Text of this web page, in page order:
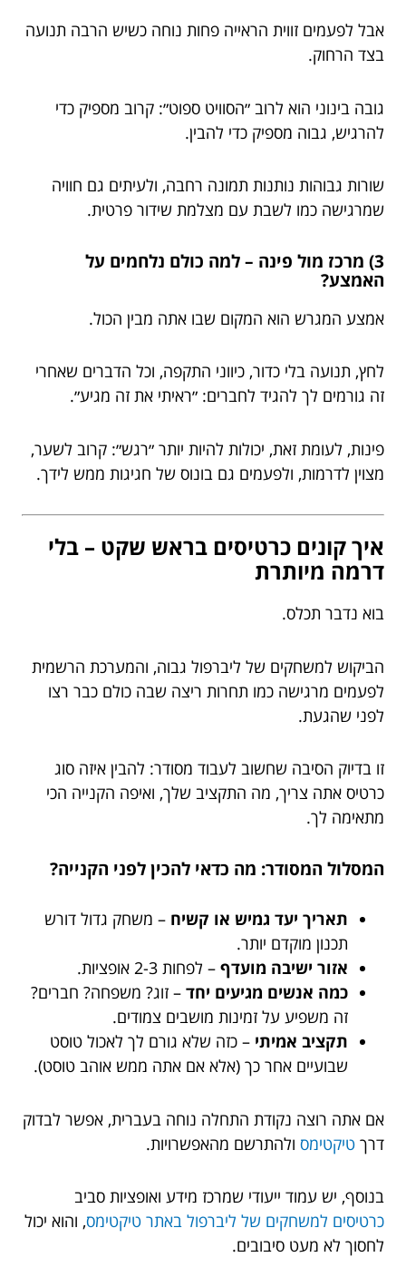
אבל לפעמים זווית הראייה פחות נוחה כשיש הרבה תנועה
בצד הרחוק.
גובה בינוני הוא לרוב ״הסוויט ספוט״: קרוב מספיק כדי
להרגיש, גבוה מספיק כדי להבין.
שורות גבוהות נותנות תמונה רחבה, ולעיתים גם חוויה
שמרגישה כמו לשבת עם מצלמת שידור פרטית.
3) מרכז מול פינה – למה כולם נלחמים על
האמצע?
אמצע המגרש הוא המקום שבו אתה מבין הכול.
לחץ, תנועה בלי כדור, כיווני התקפה, וכל הדברים שאחרי
זה גורמים לך להגיד לחברים: ״ראיתי את זה מגיע״.
פינות, לעומת זאת, יכולות להיות יותר ״רגש״: קרוב לשער,
מצוין לדרמות, ולפעמים גם בונוס של חגיגות ממש לידך.
איך קונים כרטיסים בראש שקט – בלי
דרמה מיותרת
בוא נדבר תכלס.
הביקוש למשחקים של ליברפול גבוה, והמערכת הרשמית
לפעמים מרגישה כמו תחרות ריצה שבה כולם כבר רצו
לפני שהגעת.
זו בדיוק הסיבה שחשוב לעבוד מסודר: להבין איזה סוג
כרטיס אתה צריך, מה התקציב שלך, ואיפה הקנייה הכי
מתאימה לך.
המסלול המסודר: מה כדאי להכין לפני הקנייה?
תאריך יעד גמיש או קשיח – משחק גדול דורש
תכנון מוקדם יותר.
אזור ישיבה מועדף – לפחות 2-3 אופציות.
כמה אנשים מגיעים יחד – זוג? משפחה? חברים?
זה משפיע על זמינות מושבים צמודים.
תקציב אמיתי – כזה שלא גורם לך לאכול טוסט
שבועיים אחר כך (אלא אם אתה ממש אוהב טוסט).
אם אתה רוצה נקודת התחלה נוחה בעברית, אפשר לבדוק
דרך טיקטימס ולהתרשם מהאפשרויות.
בנוסף, יש עמוד ייעודי שמרכז מידע ואופציות סביב
כרטיסים למשחקים של ליברפול באתר טיקטימס, והוא יכול
לחסוך לא מעט סיבובים.